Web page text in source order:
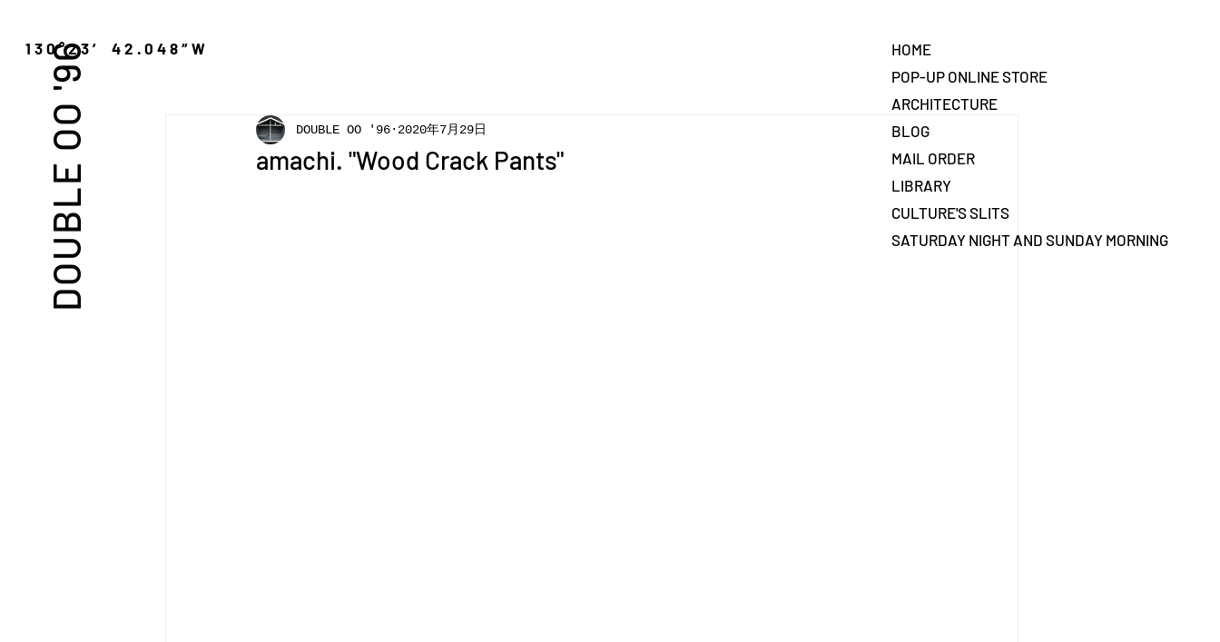
DOUBLE OO '96
HOME
POP-UP ONLINE STORE
ARCHITECTURE
BLOG
MAIL ORDER
LIBRARY
CULTURE'S SLITS
SATURDAY NIGHT AND SUNDAY MORNING
amachi. "Wood Crack Pants"
DOUBLE OO '96 2020年7月29日
130°23′ 42.048″W